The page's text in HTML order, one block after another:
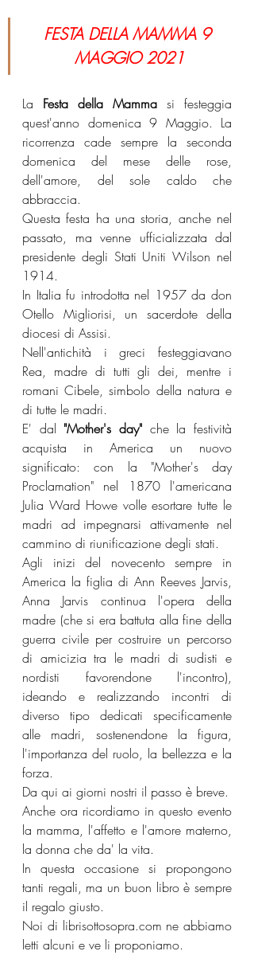
FESTA DELLA MAMMA 9
MAGGIO 2021
La Festa della Mamma si festeggia
quest'anno domenica 9 Maggio. La
ricorrenza cade sempre la seconda
domenica del mese delle rose,
dell'amore, del sole caldo che
abbraccia.
Questa festa ha una storia, anche nel
passato, ma venne ufficializzata dal
presidente degli Stati Uniti Wilson nel
1914.
In Italia fu introdotta nel 1957 da don
Otello Migliorisi, un sacerdote della
diocesi di Assisi.
Nell'antichità i greci festeggiavano
Rea, madre di tutti gli dei, mentre i
romani Cibele, simbolo della natura e
di tutte le madri.
E' dal "Mother's day" che la festività
acquista in America un nuovo
significato: con la "Mother's day
Proclamation" nel 1870 l'americana
Julia Ward Howe volle esortare tutte le
madri ad impegnarsi attivamente nel
cammino di riunificazione degli stati.
Agli inizi del novecento sempre in
America la figlia di Ann Reeves Jarvis,
Anna Jarvis continua l'opera della
madre (che si era battuta alla fine della
guerra civile per costruire un percorso
di amicizia tra le madri di sudisti e
nordisti favorendone l'incontro),
ideando e realizzando incontri di
diverso tipo dedicati specificamente
alle madri, sostenendone la figura,
l'importanza del ruolo, la bellezza e la
forza.
Da qui ai giorni nostri il passo è breve.
Anche ora ricordiamo in questo evento
la mamma, l'affetto e l'amore materno,
la donna che da' la vita.
In questa occasione si propongono
tanti regali, ma un buon libro è sempre
il regalo giusto.
Noi di librisottosopra.com ne abbiamo
letti alcuni e ve li proponiamo.